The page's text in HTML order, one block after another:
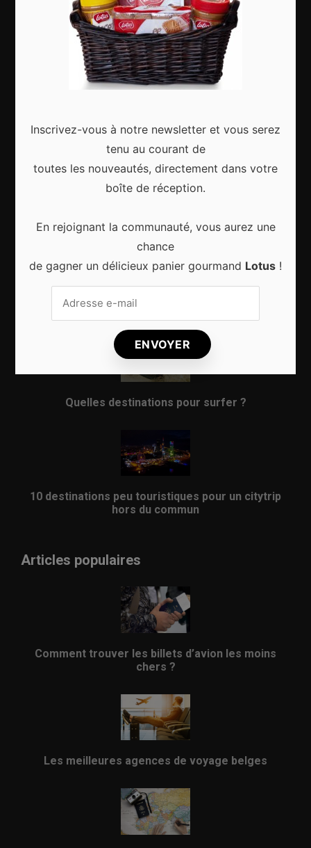
Articles récents
Gagnez le city trip de vos rêves pour Noël 2024
Quelles destinations pour surfer ?
10 destinations peu touristiques pour un citytrip
hors du commun
Articles populaires
Comment trouver les billets d’avion les moins
chers ?
Les meilleures agences de voyage belges
Inscrivez-vous à notre newsletter et vous serez
tenu au courant de
toutes les nouveautés, directement dans votre
boîte de réception.
En rejoignant la communauté, vous aurez une
chance
de gagner un délicieux panier gourmand Lotus !